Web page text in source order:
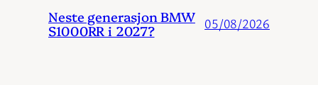
Neste generasjon BMW
S1000RR i 2027? 05/08/2026